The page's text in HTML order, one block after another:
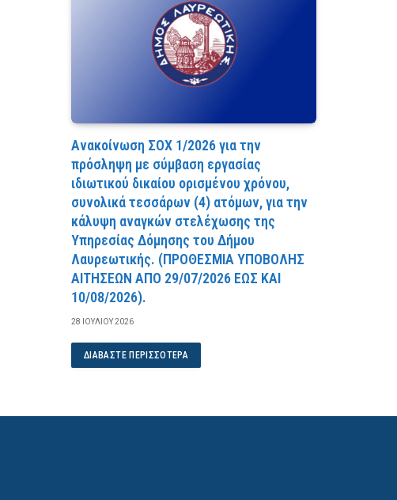
Ανακοίνωση ΣΟΧ 1/2026 για την
πρόσληψη με σύμβαση εργασίας
ιδιωτικού δικαίου ορισμένου χρόνου,
συνολικά τεσσάρων (4) ατόμων, για την
κάλυψη αναγκών στελέχωσης της
Υπηρεσίας Δόμησης του Δήμου
Λαυρεωτικής. (ΠPOΘEΣMIA YΠOBOΛHΣ
AITHΣEΩN AΠO 29/07/2026 EΩΣ KAI
10/08/2026).
28 ΙΟΥΛΊΟΥ 2026
ΔΙΑΒΆΣΤΕ ΠΕΡΙΣΣΌΤΕΡΑ